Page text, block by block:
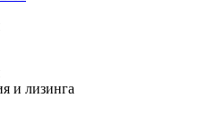
и лизинга